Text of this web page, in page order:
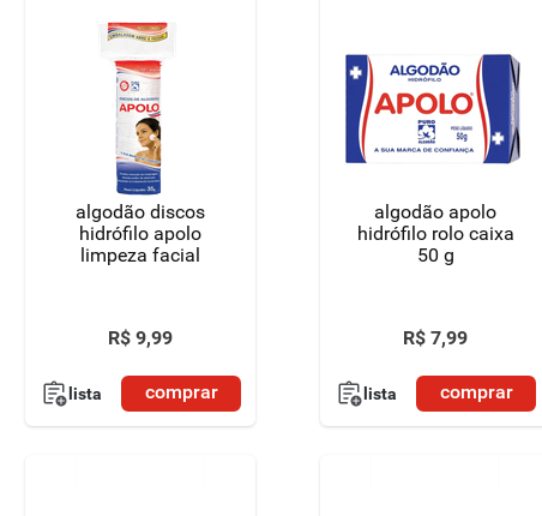
algodão discos
hidrófilo apolo
limpeza facial
R$ 9,99
lista comprar
algodão apolo
hidrófilo rolo caixa
50 g
R$ 7,99
lista comprar